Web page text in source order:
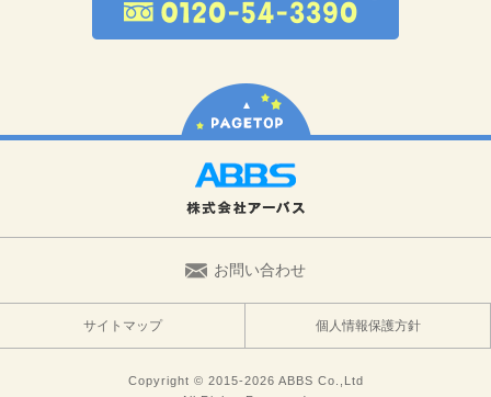
お問い合わせ
サイトマップ 個人情報保護方針
Copyright © 2015-2026 ABBS Co.,Ltd